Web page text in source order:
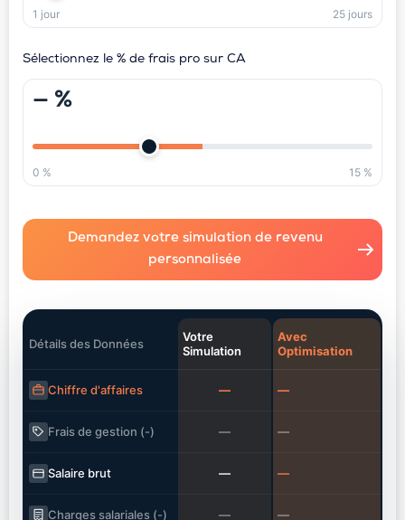
1 jour 25 jours
Sélectionnez le % de frais pro sur CA
— %
0 % 15 %
Demandez votre simulation de revenu
personnalisée
Détails des Données
Votre
Simulation
Avec
Optimisation
Chiffre d'affaires — —
Frais de gestion (-) — —
Salaire brut — —
Charges salariales (-) — —